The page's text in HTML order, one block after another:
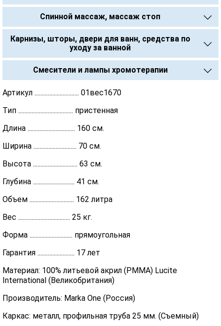
Спинной массаж, массаж стоп
Карнизы, шторы, двери для ванн, средства по
уходу за ванной
Смесители и лампы хромотерапии
Артикул .............................. 01вес1670
Тип ..................................... пристенная
Длина ................................ 160 см.
Ширина ............................. 70 см.
Высота .............................. 63 см.
Глубина ............................ 41 см.
Объем .............................. 162 литра
Вес ................................... 25 кг.
Форма ............................. прямоугольная
Гарантия ......................... 17 лет
Материал: 100% литьевой акрил (PMMA) Lucite
International (Великобритания)
Производитель: Marka One (Россия)
Каркас: металл, профильная труба 25 мм. (Съемный)